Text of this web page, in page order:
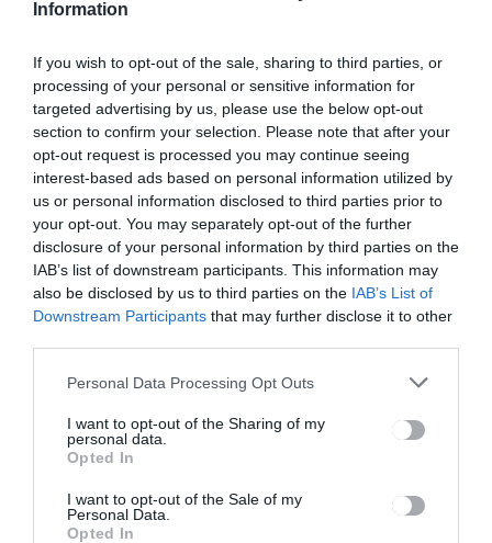
Information
If you wish to opt-out of the sale, sharing to third parties, or
processing of your personal or sensitive information for
targeted advertising by us, please use the below opt-out
section to confirm your selection. Please note that after your
opt-out request is processed you may continue seeing
interest-based ads based on personal information utilized by
us or personal information disclosed to third parties prior to
your opt-out. You may separately opt-out of the further
disclosure of your personal information by third parties on the
IAB’s list of downstream participants. This information may
also be disclosed by us to third parties on the IAB’s List of
Downstream Participants that may further disclose it to other
Personal Data Processing Opt Outs
I want to opt-out of the Sharing of my
personal data.
Opted In
I want to opt-out of the Sale of my
Personal Data.
Opted In
Országszerte meleg
időre, sok helyen
kánikulai hőségre
számíthatunk a
következő napokban
HÍRLISTA,UDVARHELYSZÉK 2022.06.28.
Népszámlálás:
számlálóbiztosokat
alkalmaz a városháza